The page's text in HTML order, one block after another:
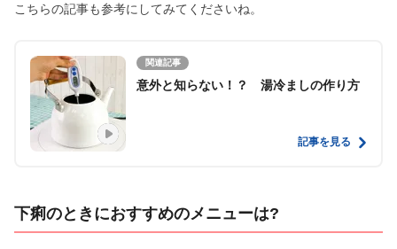
こちらの記事も参考にしてみてくださいね。
関連記事
意外と知らない！？ 湯冷ましの作り方
記事を見る
下痢のときにおすすめのメニューは?